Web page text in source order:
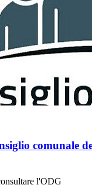
comunale
l'ODG